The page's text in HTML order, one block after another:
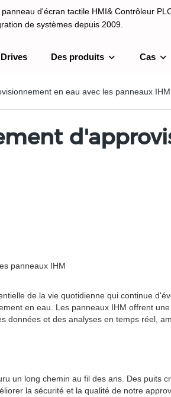
d'écran tactile HMI& Contrôleur
de systèmes depuis 2009.
depuis 2009.
Des produits Cas
en eau avec les panneaux IHM
panneaux IHM
de la vie quotidienne qui continue
en eau. Les panneaux IHM offrent
données et des analyses en temps réel,
un long chemin au fil des ans. Des
la sécurité et la qualité de notre